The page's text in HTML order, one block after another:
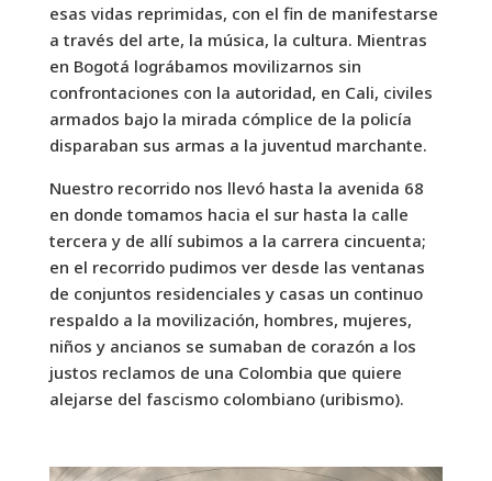
esas vidas reprimidas, con el fin de manifestarse
a través del arte, la música, la cultura. Mientras
en Bogotá lográbamos movilizarnos sin
confrontaciones con la autoridad, en Cali, civiles
armados bajo la mirada cómplice de la policía
disparaban sus armas a la juventud marchante.
Nuestro recorrido nos llevó hasta la avenida 68
en donde tomamos hacia el sur hasta la calle
tercera y de allí subimos a la carrera cincuenta;
en el recorrido pudimos ver desde las ventanas
de conjuntos residenciales y casas un continuo
respaldo a la movilización, hombres, mujeres,
niños y ancianos se sumaban de corazón a los
justos reclamos de una Colombia que quiere
alejarse del fascismo colombiano (uribismo).